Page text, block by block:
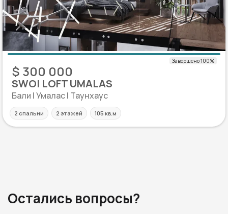
$ 300 000
SWOI LOFT UMALAS
Бали | Умалас | Таунхаус
2 спальни 2 этажей 105 кв.м
Остались вопросы?